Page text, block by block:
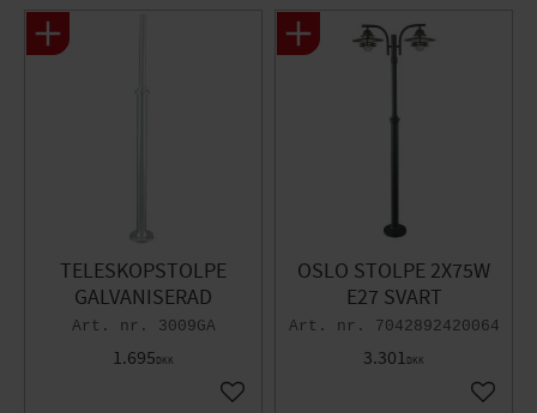
TELESKOPSTOLPE
GALVANISERAD
3009GA
1.695DKK
Gem som favorit
OSLO STOLPE 2X75W
E27 SVART
7042892420064
3.301DKK
Gem